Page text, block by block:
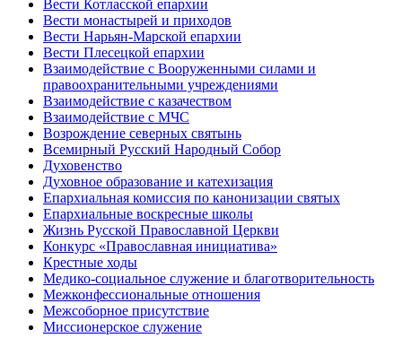
Вести Котласской епархии
Вести монастырей и приходов
Вести Нарьян-Марской епархии
Вести Плесецкой епархии
Взаимодействие с Вооруженными силами и
правоохранительными учреждениями
Взаимодействие с казачеством
Взаимодействие с МЧС
Возрождение северных святынь
Всемирный Русский Народный Собор
Духовенство
Духовное образование и катехизация
Епархиальная комиссия по канонизации святых
Епархиальные воскресные школы
Жизнь Русской Православной Церкви
Конкурс «Православная инициатива»
Крестные ходы
Медико-социальное служение и благотворительность
Межконфессиональные отношения
Межсоборное присутствие
Миссионерское служение